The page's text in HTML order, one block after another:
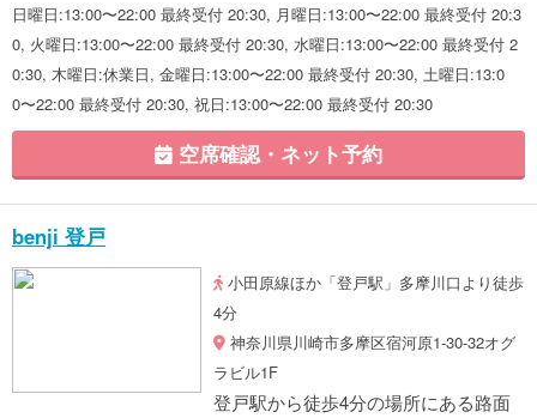
日曜日:13:00〜22:00 最終受付 20:30, 月曜日:13:00〜22:00 最終受付 20:3
0, 火曜日:13:00〜22:00 最終受付 20:30, 水曜日:13:00〜22:00 最終受付 2
0:30, 木曜日:休業日, 金曜日:13:00〜22:00 最終受付 20:30, 土曜日:13:0
0〜22:00 最終受付 20:30, 祝日:13:00〜22:00 最終受付 20:30
空席確認・ネット予約
benji 登戸
小田原線ほか「登戸駅」多摩川口より徒歩
4分
神奈川県川崎市多摩区宿河原1-30-32オグ
ラビル1F
登戸駅から徒歩4分の場所にある路面